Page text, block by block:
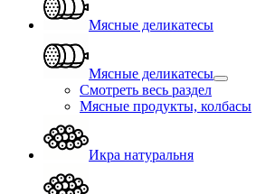
Мясные деликатесы
Мясные деликатесы
Смотреть весь раздел
Мясные продукты, колбасы
Икра натуральня